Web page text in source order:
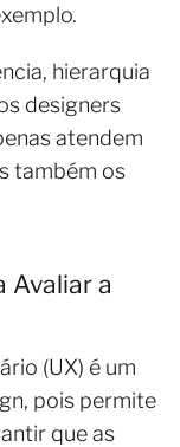
hierarquia
designers
atendem
também os
Avaliar a
(UX) é um
pois permite
que as